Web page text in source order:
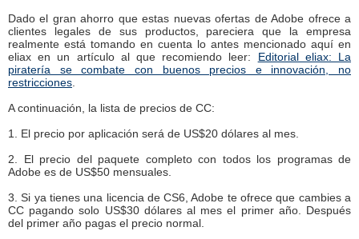
Dado el gran ahorro que estas nuevas ofertas de Adobe ofrece a
clientes legales de sus productos, pareciera que la empresa
realmente está tomando en cuenta lo antes mencionado aquí en
eliax en un artículo al que recomiendo leer: Editorial eliax: La
piratería se combate con buenos precios e innovación, no
restricciones
A continuación, la lista de precios de CC:
1. El precio por aplicación será de US$20 dólares al mes.
2. El precio del paquete completo con todos los programas de
Adobe es de US$50 mensuales.
3. Si ya tienes una licencia de CS6, Adobe te ofrece que cambies a
CC pagando solo US$30 dólares al mes el primer año. Después
del primer año pagas el precio normal.